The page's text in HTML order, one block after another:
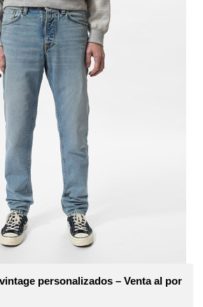
personalizados – Venta al por